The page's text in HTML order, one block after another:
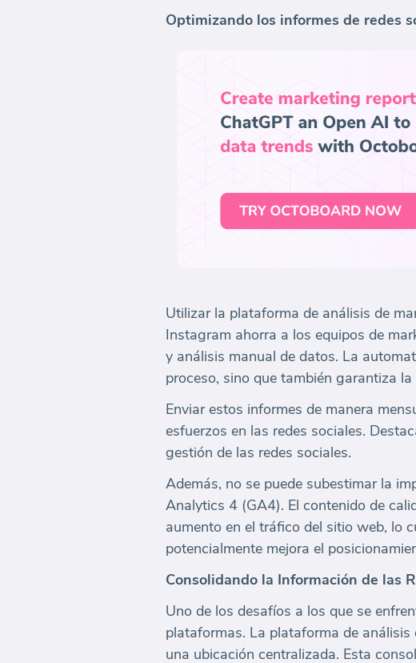
Optimizando los informes de redes
Utilizar la plataforma de análisis de
Instagram ahorra a los equipos de
y análisis manual de datos. La
proceso, sino que también garantiza
Enviar estos informes de manera
esfuerzos en las redes sociales.
gestión de las redes sociales.
Además, no se puede subestimar la
Analytics 4 (GA4). El contenido de
aumento en el tráfico del sitio web, lo
potencialmente mejora el
Consolidando la Información de las
Uno de los desafíos a los que se
plataformas. La plataforma de
una ubicación centralizada. Esta